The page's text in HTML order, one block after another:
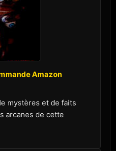
Amazon
mystères et de faits
arcanes de cette